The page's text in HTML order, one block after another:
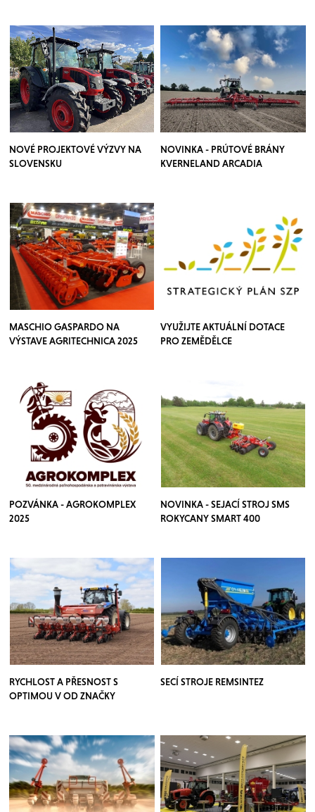
NOVÉ PROJEKTOVÉ VÝZVY NA
SLOVENSKU
NOVINKA - PRÚTOVÉ BRÁNY
KVERNELAND ARCADIA
MASCHIO GASPARDO NA
VÝSTAVE AGRITECHNICA 2025
VYUŽIJTE AKTUÁLNÍ DOTACE
PRO ZEMĚDĚLCE
POZVÁNKA - AGROKOMPLEX
2025
NOVINKA - SEJACÍ STROJ SMS
ROKYCANY SMART 400
RYCHLOST A PŘESNOST S
OPTIMOU V OD ZNAČKY
SECÍ STROJE REMSINTEZ